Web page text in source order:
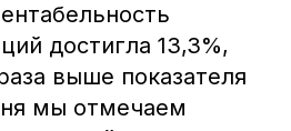
достигла 13,3%,
выше показателя
мы отмечаем